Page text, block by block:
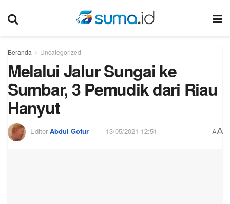
Beranda Uncategorized
Melalui Jalur Sungai ke
Sumbar, 3 Pemudik dari Riau
Hanyut
Editor Abdul Gofur 13/05/2021 12:51 AA